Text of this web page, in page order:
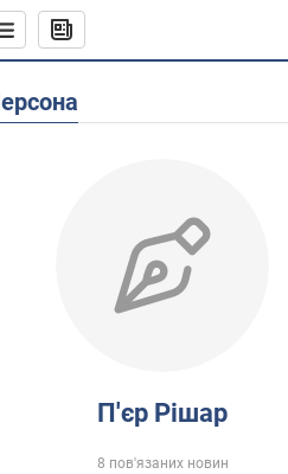
Персона
П'єр Рішар
8 пов'язаних новин